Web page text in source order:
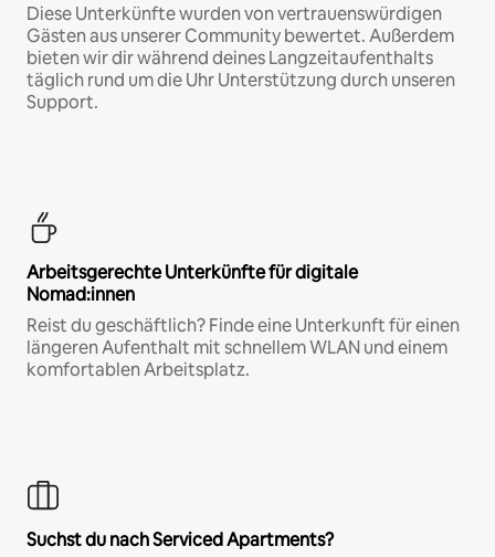
Diese Unterkünfte wurden von vertrauenswürdigen
Gästen aus unserer Community bewertet. Außerdem
bieten wir dir während deines Langzeitaufenthalts
täglich rund um die Uhr Unterstützung durch unseren
Support.
Arbeitsgerechte Unterkünfte für digitale
Nomad:innen
Reist du geschäftlich? Finde eine Unterkunft für einen
längeren Aufenthalt mit schnellem WLAN und einem
komfortablen Arbeitsplatz.
Suchst du nach Serviced Apartments?